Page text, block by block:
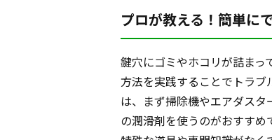
プロが教える！簡単に
鍵穴にゴミやホコリが詰ま
方法を実践することでトラブ
は、まず掃除機やエアダス
の潤滑剤を使うのがおすすめ